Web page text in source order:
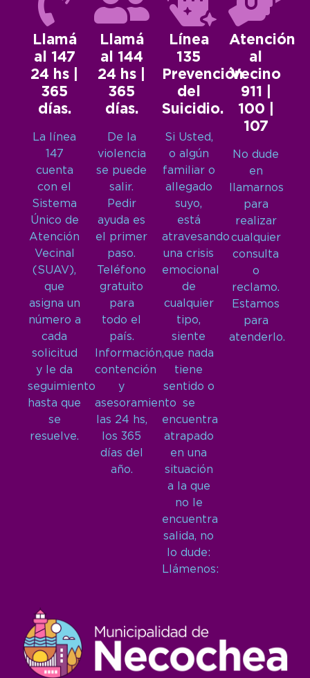
Llamá
al 147
24 hs |
365
días.
La línea
147
cuenta
con el
Sistema
Único de
Atención
Vecinal
(SUAV),
que
asigna un
número a
cada
solicitud
y le da
seguimiento
hasta que
se
resuelve.
Llamá
al 144
24 hs |
365
días.
De la
violencia
se puede
salir.
Pedir
ayuda es
el primer
paso.
Teléfono
gratuito
para
todo el
país.
Información,
contención
y
asesoramiento
las 24 hs,
los 365
días del
año.
Línea
135
Prevención
del
Suicidio.
Si Usted,
o algún
familiar o
allegado
suyo,
está
atravesando
una crisis
emocional
de
cualquier
tipo,
siente
que nada
tiene
sentido o
se
encuentra
atrapado
en una
situación
a la que
no le
encuentra
salida, no
lo dude:
Llámenos:
Atención
al
Vecino
911 |
100 |
107
No dude
en
llamarnos
para
realizar
cualquier
consulta
o
reclamo.
Estamos
para
atenderlo.